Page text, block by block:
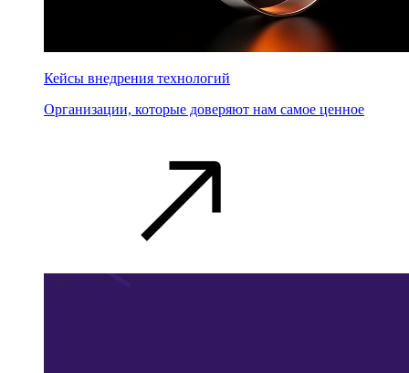
Кейсы внедрения технологий
Организации, которые доверяют нам самое ценное